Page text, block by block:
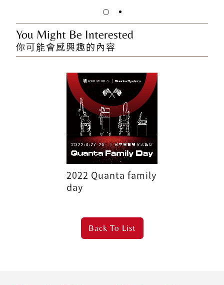
You Might Be Interested
你可能會感興趣的內容
2022 Quanta family
day
Back To List